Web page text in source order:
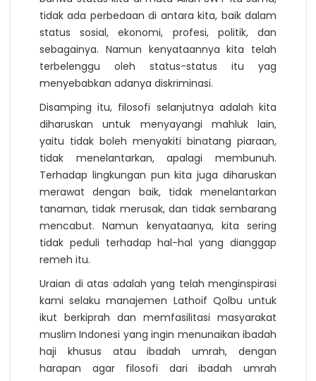
tidak ada perbedaan di antara kita, baik dalam
status sosial, ekonomi, profesi, politik, dan
sebagainya. Namun kenyataannya kita telah
terbelenggu oleh status-status itu yag
menyebabkan adanya diskriminasi.
Disamping itu, filosofi selanjutnya adalah kita
diharuskan untuk menyayangi mahluk lain,
yaitu tidak boleh menyakiti binatang piaraan,
tidak menelantarkan, apalagi membunuh.
Terhadap lingkungan pun kita juga diharuskan
merawat dengan baik, tidak menelantarkan
tanaman, tidak merusak, dan tidak sembarang
mencabut. Namun kenyataanya, kita sering
tidak peduli terhadap hal-hal yang dianggap
remeh itu.
Uraian di atas adalah yang telah menginspirasi
kami selaku manajemen Lathoif Qolbu untuk
ikut berkiprah dan memfasilitasi masyarakat
muslim Indonesi yang ingin menunaikan ibadah
haji khusus atau ibadah umrah, dengan
harapan agar filosofi dari ibadah umrah